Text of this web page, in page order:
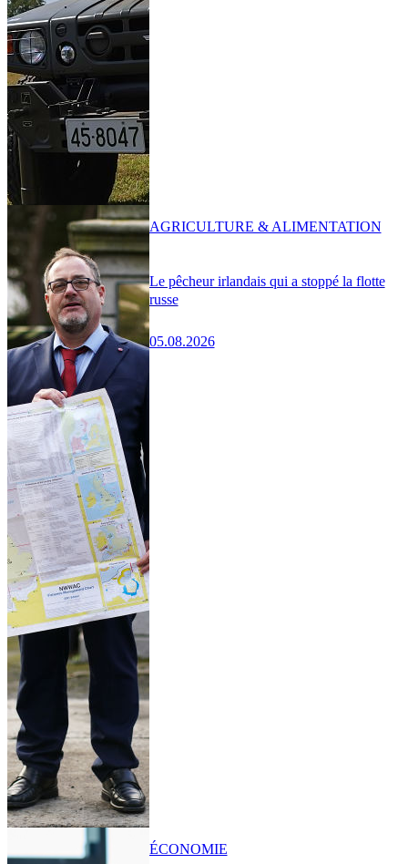
Le pêcheur irlandais qui a stoppé la flotte
russe
05.08.2026
AGRICULTURE & ALIMENTATION
ÉCONOMIE